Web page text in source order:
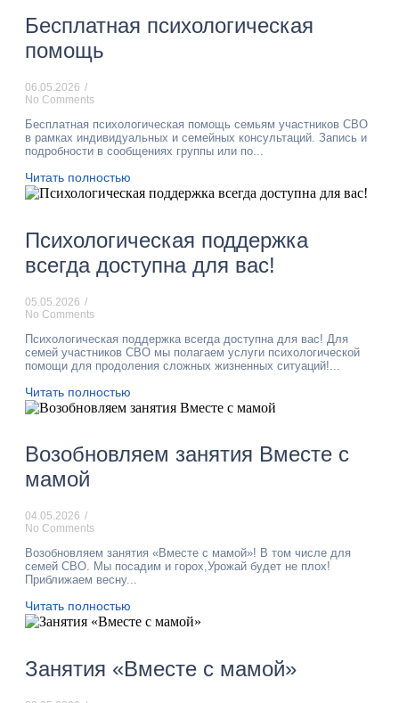
Бесплатная психологическая
помощь
06.05.2026 /
No Comments
Бесплатная психологическая помощь семьям участников СВО
в рамках индивидуальных и семейных консультаций. Запись и
подробности в сообщениях группы или по...
Читать полностью
Психологическая поддержка
всегда доступна для вас!
05.05.2026 /
No Comments
Психологическая поддержка всегда доступна для вас! Для
семей участников СВО мы полагаем услуги психологической
помощи для продоления сложных жизненных ситуаций!...
Читать полностью
Возобновляем занятия Вместе с
мамой
04.05.2026 /
No Comments
Возобновляем занятия «Вместе с мамой»! В том числе для
семей СВО. Мы посадим и горох,Урожай будет не плох!
Приближаем весну...
Читать полностью
Занятия «Вместе с мамой»